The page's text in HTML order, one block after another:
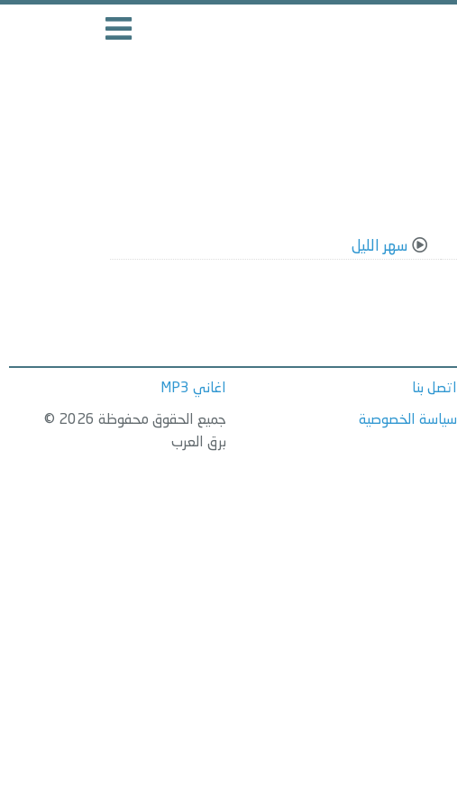
سهر الليل
اتصل بنا
سياسة الخصوصية
اغاني MP3
جميع الحقوق محفوظة 2026 ©
برق العرب